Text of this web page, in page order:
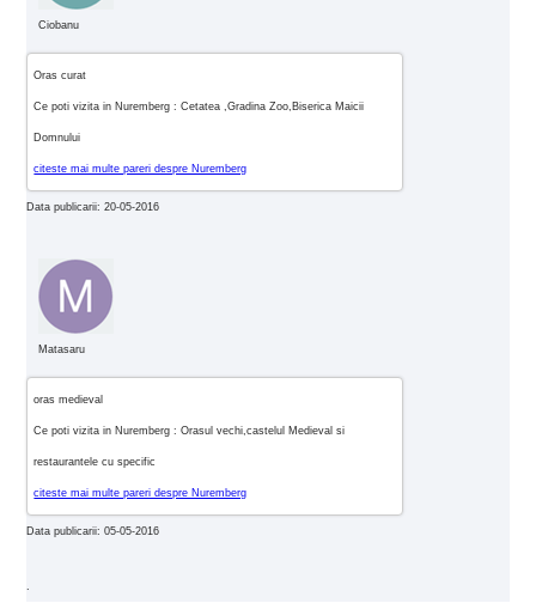
Ciobanu
Oras curat
Ce poti vizita in Nuremberg : Cetatea ,Gradina Zoo,Biserica Maicii
Domnului
citeste mai multe pareri despre Nuremberg
Data publicarii: 20-05-2016
Matasaru
oras medieval
Ce poti vizita in Nuremberg : Orasul vechi,castelul Medieval si
restaurantele cu specific
citeste mai multe pareri despre Nuremberg
Data publicarii: 05-05-2016
.